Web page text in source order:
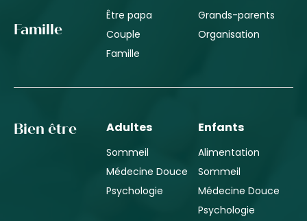
Famille
Être papa
Couple
Famille
Grands-parents
Organisation
Bien être Adultes
Sommeil
Médecine Douce
Psychologie
Enfants
Alimentation
Sommeil
Médecine Douce
Psychologie